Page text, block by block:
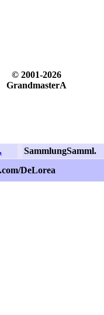
© 2001-2026
GrandmasterA
SammlungSamml.
DeLorea